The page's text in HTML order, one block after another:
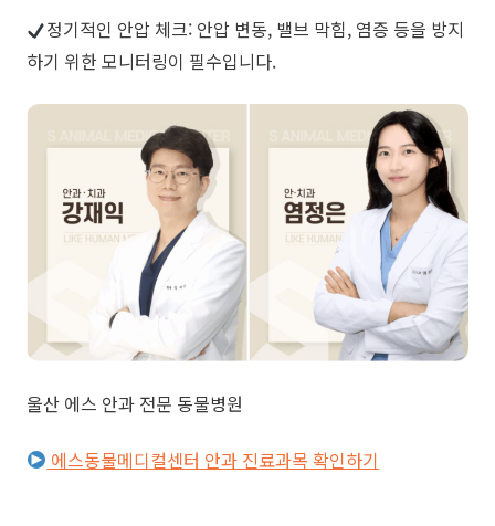
정기적인 안압 체크: 안압 변동, 밸브 막힘, 염증 등을 방지
하기 위한 모니터링이 필수입니다.
울산 에스 안과 전문 동물병원
에스동물메디컬센터 안과 진료과목 확인하기